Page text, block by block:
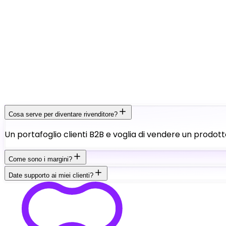
Cosa serve per diventare rivenditore?
Un portafoglio clienti B2B e voglia di vendere un
Come sono i margini?
Date supporto ai miei clienti?